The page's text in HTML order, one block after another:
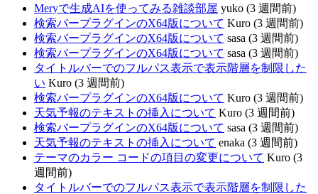
Meryで生成AIを使ってみる雑談部屋 yuko (3 週間前)
検索バープラグインのX64版について Kuro (3 週間前)
検索バープラグインのX64版について sasa (3 週間前)
検索バープラグインのX64版について sasa (3 週間前)
タイトルバーでのフルパス表示で表示階層を制限した
い Kuro (3 週間前)
検索バープラグインのX64版について Kuro (3 週間前)
天気予報のテキストの挿入について Kuro (3 週間前)
検索バープラグインのX64版について sasa (3 週間前)
天気予報のテキストの挿入について enaka (3 週間前)
テーマのカラー コードの項目の変更について Kuro (3
週間前)
タイトルバーでのフルパス表示で表示階層を制限した